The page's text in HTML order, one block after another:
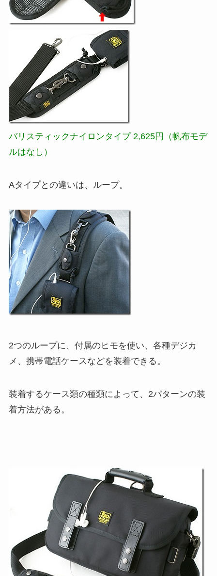
バリスティックナイロンタイプ 2,625円（帆布モデ
ルはなし）
Aタイプとの違いは、ループ。
2つのループに、付属のヒモを使い、各種デジカ
メ、携帯電話ケースなどを装着できる。
装着するケース類の種類によって、2パターンの装
着方法がある。